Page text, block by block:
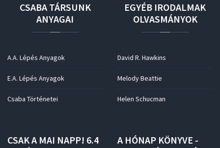
CSABA TÁRSUNK
ANYAGAI
A.A. Lépés Anyagok
E.A. Lépés Anyagok
Csaba Történetei
EGYÉB IRODALMAK
OLVASMÁNYOK
David R. Hawkins
Melody Beattie
Helen Schucman
CSAKA MAI NAPP! 6.4
A HÓNAP KÖNYVE -